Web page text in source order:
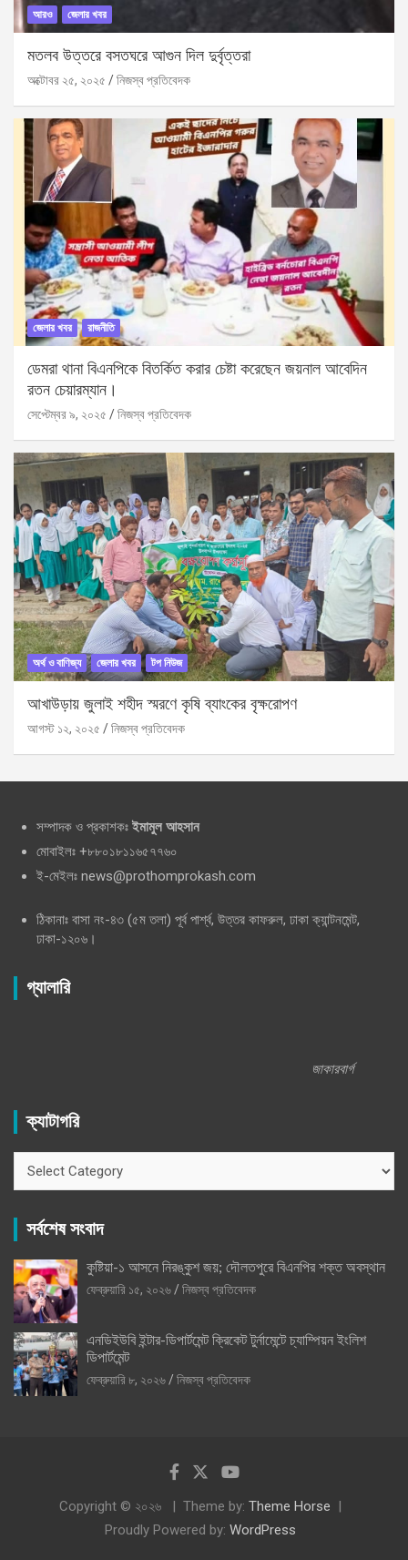
আরও জেলার খবর
মতলব উত্তরে বসতঘরে আগুন দিল দুর্বৃত্তরা
অক্টোবর ২৫, ২০২৫ নিজস্ব প্রতিবেদক
জেলার খবর রাজনীতি
ডেমরা থানা বিএনপিকে বিতর্কিত করার চেষ্টা করেছেন জয়নাল আবেদিন
রতন চেয়ারম্যান।
সেপ্টেম্বর ৯, ২০২৫ নিজস্ব প্রতিবেদক
অর্থ ও বাণিজ্য জেলার খবর টপ নিউজ
আখাউড়ায় জুলাই শহীদ স্মরণে কৃষি ব্যাংকের বৃক্ষরোপণ
আগস্ট ১২, ২০২৫ নিজস্ব প্রতিবেদক
সম্পাদক ও প্রকাশকঃ ইমামুল আহসান
মোবাইলঃ +৮৮০১৮১১৬৫৭৭৬০
ই-মেইলঃ news@prothomprokash.com
ঠিকানাঃ বাসা নং-৪৩ (৫ম তলা) পূর্ব পার্শ্ব, উত্তর কাফরুল, ঢাকা ক্যান্টনমেন্ট,
ঢাকা-১২০৬।
গ্যালারি
জাকারবার্গ
ক্যাটাগরি
সর্বশেষ সংবাদ
কুষ্টিয়া-১ আসনে নিরঙ্কুশ জয়; দৌলতপুরে বিএনপির শক্ত অবস্থান
ফেব্রুয়ারি ১৫, ২০২৬
নিজস্ব প্রতিবেদক
এনডিইউবি ইন্টার-ডিপার্টমেন্ট ক্রিকেট টুর্নামেন্টে চ্যাম্পিয়ন ইংলিশ
ডিপার্টমেন্ট
ফেব্রুয়ারি ৮, ২০২৬
নিজস্ব প্রতিবেদক
Copyright © ২০২৬ Theme by: Theme Horse
Proudly Powered by: WordPress